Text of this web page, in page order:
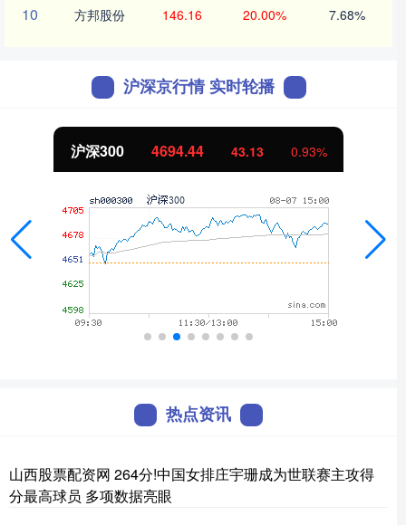
10 方邦股份 146.16 20.00% 7.68%
沪深京行情 实时轮播
北证50 1134.24 11.37 1.01%
热点资讯
山西股票配资网 264分!中国女排庄宇珊成为世联赛主攻得
分最高球员 多项数据亮眼